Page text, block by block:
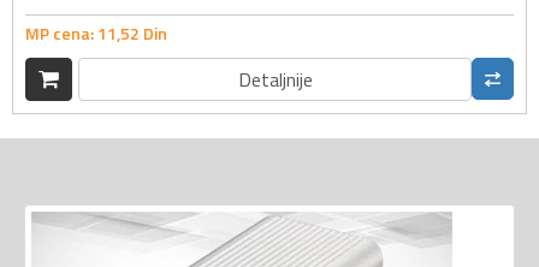
MP cena:11,52 Din
Detaljnije